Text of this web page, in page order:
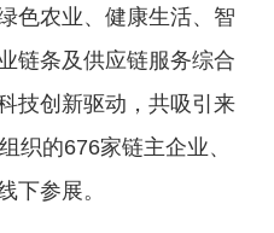
色农业、健康生活、智
链条及供应链服务综合
技创新驱动，共吸引来
织的676家链主企业、
下参展。